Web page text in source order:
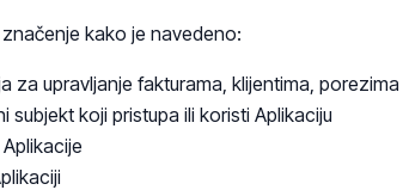
kako je navedeno:
za upravljanje fakturama, klijentima,
subjekt koji pristupa ili koristi Aplikaciju